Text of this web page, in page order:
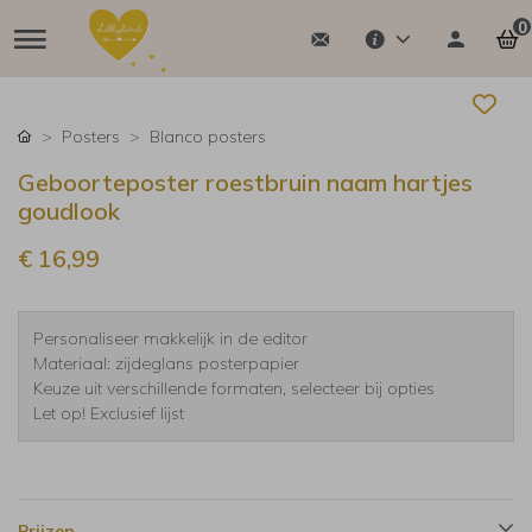
0
Posters Blanco posters
Geboorteposter roestbruin naam hartjes
goudlook
€ 16,99
Personaliseer makkelijk in de editor
Materiaal: zijdeglans posterpapier
Keuze uit verschillende formaten, selecteer bij opties
Let op! Exclusief lijst